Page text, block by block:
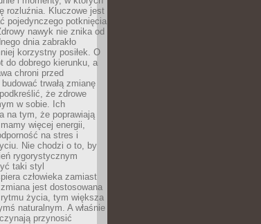
rozluźnia. Kluczowe jest
pojedynczego potknięcia
nawyk nie znika od
dnia zabrakło
korzystny posiłek. O
do dobrego kierunku, a
chroni przed
trwałą zmianę
że zdrowe
w sobie. Ich
na tym, że poprawiają
więcej energii,
na stres i
Nie chodzi o to, by
rygorystycznym
taki styl
człowieka zamiast
jest dostosowana
życia, tym większa
naturalnym. A właśnie
przynosić